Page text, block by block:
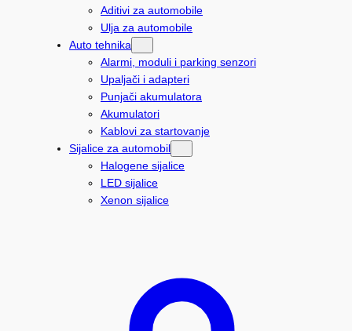
Aditivi za automobile
Ulja za automobile
Auto tehnika
Alarmi, moduli i parking senzori
Upaljači i adapteri
Punjači akumulatora
Akumulatori
Kablovi za startovanje
Sijalice za automobil
Halogene sijalice
LED sijalice
Xenon sijalice